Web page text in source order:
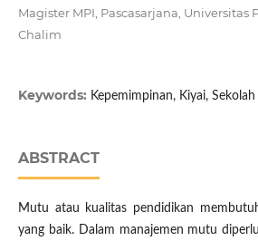
Magister MPI, Pascasarjana, Universitas
Chalim
Keywords: Kepemimpinan, Kiyai, Sekolah
ABSTRACT
Mutu atau kualitas pendidikan
yang baik. Dalam manajemen mutu